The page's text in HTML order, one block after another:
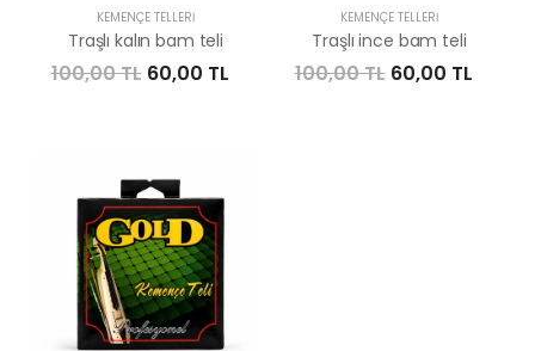
KEMENÇE TELLERI
Traşlı kalın bam teli
100,00 TL 60,00 TL
KEMENÇE TELLERI
Traşlı ince bam teli
100,00 TL 60,00 TL